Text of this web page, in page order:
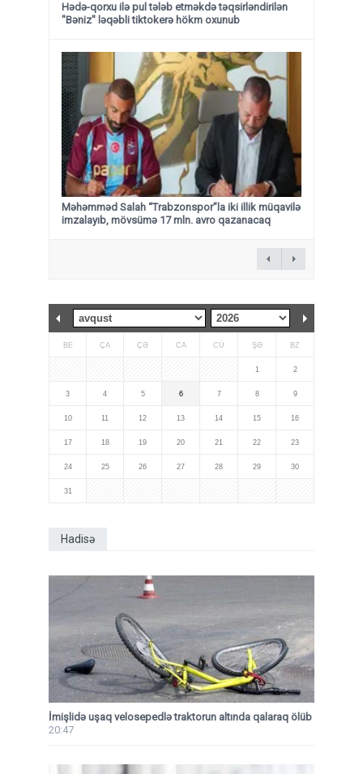
Hədə-qorxu ilə pul tələb etməkdə təqsirləndirilən
"Bəniz" ləqəbli tiktokerə hökm oxunub
Məhəmməd Salah “Trabzonspor”la iki illik müqavilə
imzalayıb, mövsümə 17 mln. avro qazanacaq
BE ÇA ÇƏ CA CÜ ŞƏ BZ
1 2
3 4 5 6 7 8 9
10 11 12 13 14 15 16
17 18 19 20 21 22 23
24 25 26 27 28 29 30
31
Hadisə
İmişlidə uşaq velosepedlə traktorun altında qalaraq ölüb
20:47